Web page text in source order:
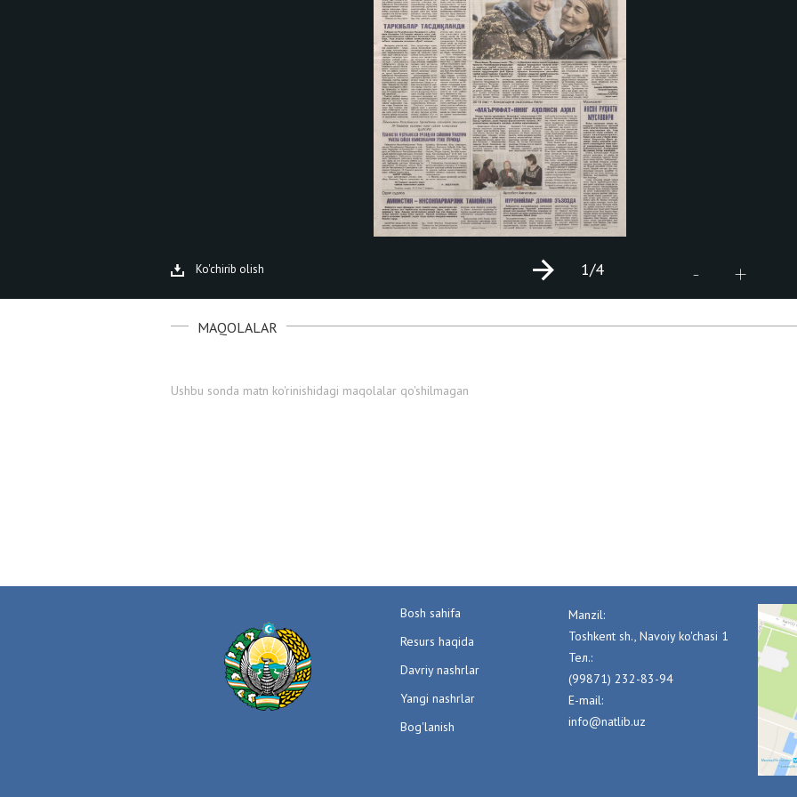
Ko'chirib olish - +
1/4
MAQOLALAR
Ushbu sonda matn ko'rinishidagi maqolalar qo'shilmagan
Bosh sahifa
Resurs haqida
Davriy nashrlar
Yangi nashrlar
Bog'lanish
Manzil:
Toshkent sh., Navoiy ko'chasi 1
Тел.:
(99871) 232-83-94
E-mail:
info@natlib.uz